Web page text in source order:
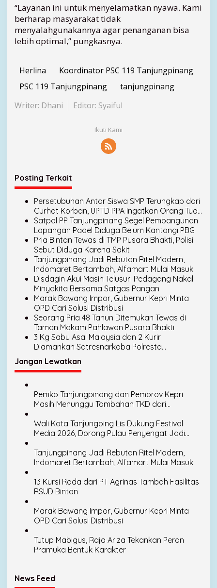
“Layanan ini untuk menyelamatkan nyawa. Kami
berharap masyarakat tidak
menyalahgunakannya agar penanganan bisa
lebih optimal,” pungkasnya.
Herlina
Koordinator PSC 119 Tanjungpinang
PSC 119 Tanjungpinang
tanjungpinang
Writer: Dhani
Editor: Syaiful
Ikuti Kami
Posting Terkait
Persetubuhan Antar Siswa SMP Terungkap dari
Curhat Korban, UPTD PPA Ingatkan Orang Tua
Jangan Takut Melapor
Satpol PP Tanjungpinang Segel Pembangunan
Lapangan Padel Diduga Belum Kantongi PBG
Pria Bintan Tewas di TMP Pusara Bhakti, Polisi
Sebut Diduga Karena Sakit
Tanjungpinang Jadi Rebutan Ritel Modern,
Indomaret Bertambah, Alfamart Mulai Masuk
Disdagin Akui Masih Telusuri Pedagang Nakal
Minyakita Bersama Satgas Pangan
Marak Bawang Impor, Gubernur Kepri Minta
OPD Cari Solusi Distribusi
Seorang Pria 48 Tahun Ditemukan Tewas di
Taman Makam Pahlawan Pusara Bhakti
3 Kg Sabu Asal Malaysia dan 2 Kurir
Diamankan Satresnarkoba Polresta
Tanjungpinang
Jangan Lewatkan
Pemko Tanjungpinang dan Pemprov Kepri
Masih Menunggu Tambahan TKD dari
Wali Kota Tanjungping Lis Dukung Festival
Media 2026, Dorong Pulau Penyengat Jadi
Tanjungpinang Jadi Rebutan Ritel Modern,
Indomaret Bertambah, Alfamart Mulai Masuk
13 Kursi Roda dari PT Agrinas Tambah Fasilitas
RSUD Bintan
Marak Bawang Impor, Gubernur Kepri Minta
OPD Cari Solusi Distribusi
Tutup Mabigus, Raja Ariza Tekankan Peran
Pramuka Bentuk Karakter
News Feed